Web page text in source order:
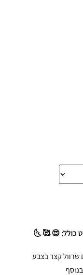
כולל: 😍 🥰 🌜
100% איכותית 170 גרם שרוול קצר בצבע